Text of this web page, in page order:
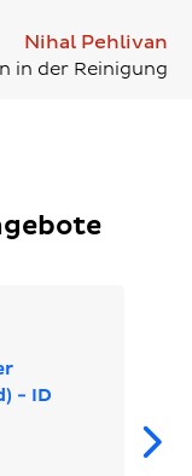
Nihal Pehlivan
in der Reinigung
- ID